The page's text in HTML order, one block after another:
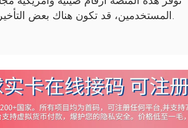
المستخدمين، قد تكون هناك بعض التأخيرات. يرجى التحلي بالصبر.